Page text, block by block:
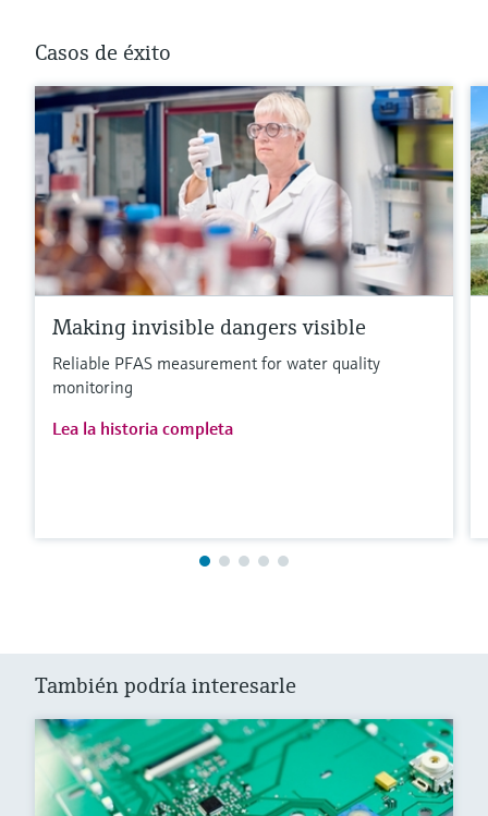
Casos de éxito
Making invisible dangers visible
Reliable PFAS measurement for water quality
monitoring
Lea la historia completa
También podría interesarle